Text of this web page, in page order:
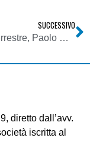
SUCCESSIVO
Digitale terrestre, Paolo Romani: “Non lasceremo nessuno senza televisione”. Ma la tensione per lo switch-off del Piemonte occidentale è alta
diretto dall’avv.
iscritta al